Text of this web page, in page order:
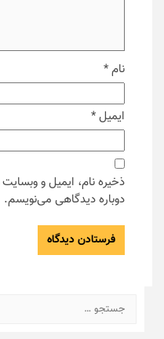
نام*
ایمیل*
ذخیره نام، ایمیل و
دوباره دیدگاهی می‌نویسم.
جستجو
برای: